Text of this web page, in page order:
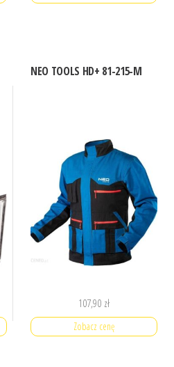
NEO TOOLS HD+ 81-215-M
107,90 zł
Zobacz cenę